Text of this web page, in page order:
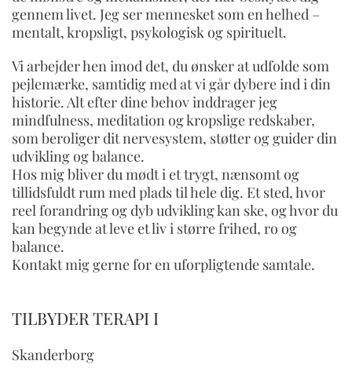
gennem livet. Jeg ser mennesket som en helhed –
mentalt, kropsligt, psykologisk og spirituelt.
Vi arbejder hen imod det, du ønsker at udfolde som
pejlemærke, samtidig med at vi går dybere ind i din
historie. Alt efter dine behov inddrager jeg
mindfulness, meditation og kropslige redskaber,
som beroliger dit nervesystem, støtter og guider din
udvikling og balance.
Hos mig bliver du mødt i et trygt, nænsomt og
tillidsfuldt rum med plads til hele dig. Et sted, hvor
reel forandring og dyb udvikling kan ske, og hvor du
kan begynde at leve et liv i større frihed, ro og
balance.
Kontakt mig gerne for en uforpligtende samtale.
TILBYDER TERAPI I
Skanderborg